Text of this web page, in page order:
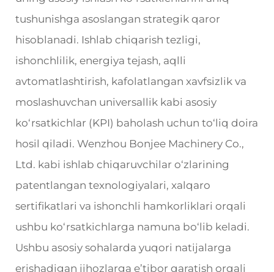
tushunishga asoslangan strategik qaror
hisoblanadi. Ishlab chiqarish tezligi,
ishonchlilik, energiya tejash, aqlli
avtomatlashtirish, kafolatlangan xavfsizlik va
moslashuvchan universallik kabi asosiy
ko‘rsatkichlar (KPI) baholash uchun to‘liq doira
hosil qiladi. Wenzhou Bonjee Machinery Co.,
Ltd. kabi ishlab chiqaruvchilar o‘zlarining
patentlangan texnologiyalari, xalqaro
sertifikatlari va ishonchli hamkorliklari orqali
ushbu ko‘rsatkichlarga namuna bo‘lib keladi.
Ushbu asosiy sohalarda yuqori natijalarga
erishadigan jihozlarga e’tibor qaratish orqali